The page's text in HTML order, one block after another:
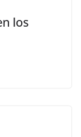
los